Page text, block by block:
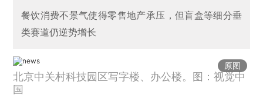
餐饮消费不景气使得零售地产承压，但盲盒等细分垂
类赛道仍逆势增长
原图
北京中关村科技园区写字楼、办公楼。图：视觉中
国